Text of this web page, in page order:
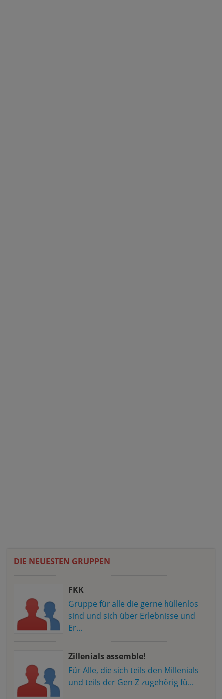
DIE NEUESTEN GRUPPEN
FKK
Gruppe für alle die gerne hüllenlos
sind und sich über Erlebnisse und
Er...
Zillenials assemble!
Für Alle, die sich teils den Millenials
und teils der Gen Z zugehörig fü...